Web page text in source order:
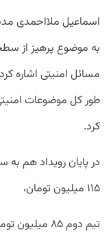
اسماعیل ملااحمدی
به موضوع پرهیز از
مسائل امنیتی اشاره
طور کل موضوعات
کرد.
در پایان رویداد هم
۱۱۵ میلیون تومان،